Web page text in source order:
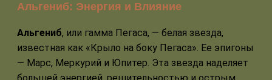
Альгениб: Энергия и Влияние
Альгениб, или гамма Пегаса, — белая звезда,
известная как «Крыло на боку Пегаса». Ее эпигоны
— Марс, Меркурий и Юпитер. Эта звезда наделяет
большей энергией, решительностью и острым